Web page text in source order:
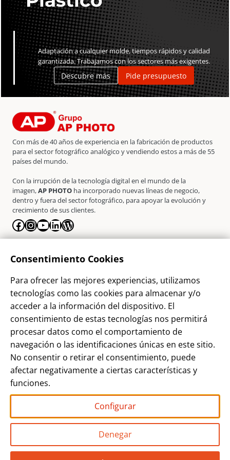
reproducción
Adaptación a cualquier molde, tiempos rápidos y calidad
garantizada. Trabajamos con los sectores más exigentes.
Descubre más Pide presupuesto
Con más de 40 años de experiencia en la fabricación de productos
para el sector fotográfico analógico y vendiendo estos a más de 55
países del mundo.
Con la irrupción de la tecnología digital en el mundo de la
imagen,AP PHOTO ha incorporado nuevas líneas de negocio,
dentro y fuera del sector fotográfico, para apoyar la evolución y
crecimiento de sus clientes.
Facebook
Instagram
YouTube
LinkedIn
WordPress
Contacto
Sostenibilidad
Blog
Alta Cliente
Aviso Legal
Términos y Condiciones
Política de privacidad
Grupo AP PHOTO
Miembro de Empresas Unidas del Sector
“EUFOTO”
Consentimiento Cookies
Para ofrecer las mejores experiencias, utilizamos
tecnologías como las cookies para almacenar y/o
acceder a la información del dispositivo. El
consentimiento de estas tecnologías nos permitirá
procesar datos como el comportamiento de
navegación o las identificaciones únicas en este sitio.
No consentir o retirar el consentimiento, puede
afectar negativamente a ciertas características y
funciones.
Configurar
Denegar